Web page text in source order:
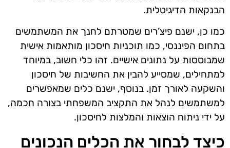
הבנקאות הדיגיטלית.
כמו כן, ישנם פיצ’רים שמטרתם לחנך את המשתמשים
בתחום הפיננסי, כמו תוכניות חיסכון מותאמות אישית
שמבוססות על נתונים אישיים. זהו כלי חשוב, במיוחד
למתחילים, שמסייע להבין את החשיבות של חיסכון
והשקעה לאורך זמן. בנוסף, ישנם כלים שמאפשרים
למשתמשים לנהל את התקציב המשפחתי בצורה חכמה,
על ידי ניתוח הוצאות והמלצות לחיסכון.
כיצד לבחור את הכלים הנכונים